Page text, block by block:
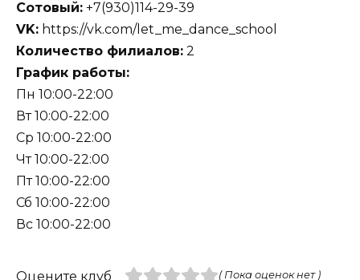
Сотовый: +7(930)114-29-39
VK: https://vk.com/let_me_dance_school
Количество филиалов: 2
График работы:
Пн 10:00-22:00
Вт 10:00-22:00
Ср 10:00-22:00
Чт 10:00-22:00
Пт 10:00-22:00
Сб 10:00-22:00
Вс 10:00-22:00
Оцените клуб ( Пока оценок нет )